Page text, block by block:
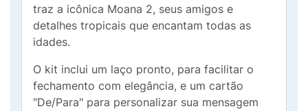
traz a icônica Moana 2, seus amigos e
detalhes tropicais que encantam todas as
idades.
O kit inclui um laço pronto, para facilitar o
fechamento com elegância, e um cartão
"De/Para" para personalizar sua mensagem